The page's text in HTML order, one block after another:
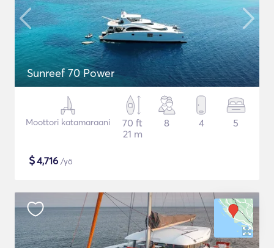
Sunreef 70 Power
Moottori katamaraani
70 ft
21 m
8 4 5
$4,716 /yö